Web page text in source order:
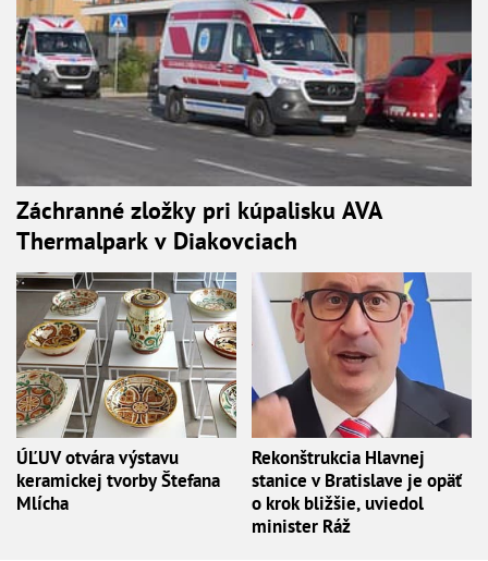
Záchranné zložky pri kúpalisku AVA
Thermalpark v Diakovciach
ÚĽUV otvára výstavu
keramickej tvorby Štefana
Mlícha
Rekonštrukcia Hlavnej
stanice v Bratislave je opäť
o krok bližšie, uviedol
minister Ráž